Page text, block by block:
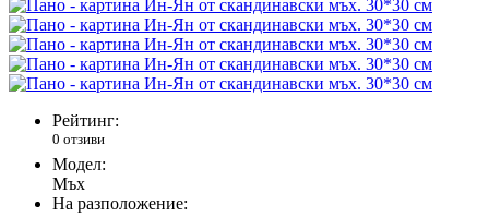
Рейтинг:
0 отзиви
Модел:
Мъх
На разположение: